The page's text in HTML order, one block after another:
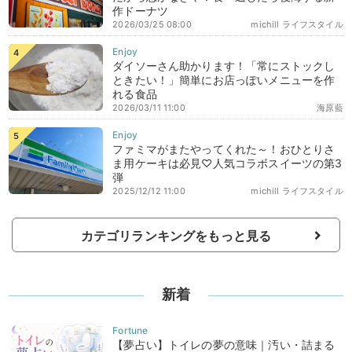
作ドーナツ
michill ライフスタイル
2026/03/25 08:00
ダイソーさん助かります！「常にストックし
ときたい！」簡単にお店っぽいメニューを作
れる食品
海原藍
2026/03/11 11:00
ファミマがまたやってくれた～！おひとりさ
ま用ケーキは必見♡人気コラボスイーツの第3
弾
michill ライフスタイル
2025/12/12 11:00
カテゴリランキングをもっと見る
新着
【夢占い】トイレの夢の意味｜汚い・詰まる